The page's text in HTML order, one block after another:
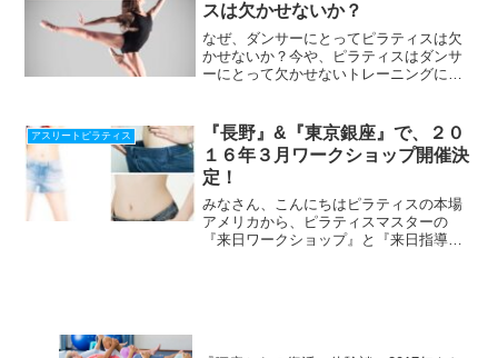
スは欠かせないか？
なぜ、ダンサーにとってピラティスは欠
かせないか？今や、ピラティスはダンサ
ーにとって欠かせないトレーニングにな
ィスの考案者、ジョセフ・ピラティス氏
は1926年に、ニューヨ...
アスリートピラティス
『長野』&『東京銀座』で、２０
１６年３月ワークショップ開催決
定！
みなさん、こんにちはピラティスの本場
アメリカから、ピラティスマスターの
『来日ワークショップ』と『来日指導者